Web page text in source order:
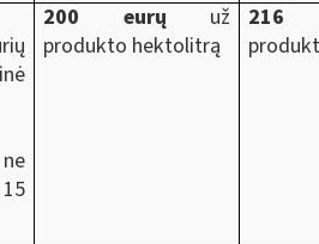
200 eurų už
produkto hektolitrą
216